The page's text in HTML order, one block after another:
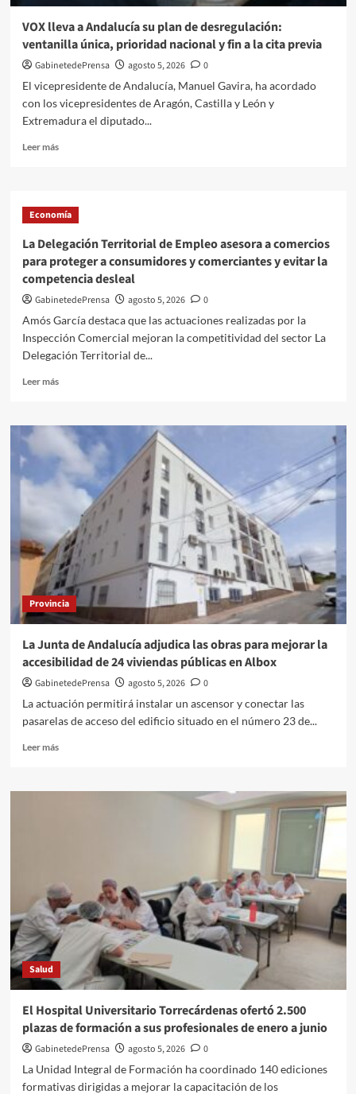
en
violencia
de
VOX lleva a Andalucía su plan de desregulación:
ventanilla única, prioridad nacional y fin a la cita previa
GabinetedePrensa agosto 5, 2026
0
El vicepresidente de Andalucía, Manuel Gavira, ha acordado
con los vicepresidentes de Aragón, Castilla y León y
Extremadura el diputado...
Leer másLeer
lleva
a
su
plan
de
desregulación:
única,
prioridad
nacional
fin
cita
previa
Economía
La Delegación Territorial de Empleo asesora a comercios
para proteger a consumidores y comerciantes y evitar la
competencia desleal
GabinetedePrensa agosto 5, 2026
0
Amós García destaca que las actuaciones realizadas por la
Inspección Comercial mejoran la competitividad del sector La
Delegación Territorial de...
Leer másLeer
La
Delegación
Territorial
Empleo
asesora
comercios
para
proteger
a
consumidores
y
comerciantes
evitar
la
competencia
Provincia
La Junta de Andalucía adjudica las obras para mejorar la
accesibilidad de 24 viviendas públicas en Albox
GabinetedePrensa agosto 5, 2026
0
La actuación permitirá instalar un ascensor y conectar las
pasarelas de acceso del edificio situado en el número 23 de...
Leer másLeer
La
para
mejorar
la
accesibilidad
viviendas
en
Albox
Salud
El Hospital Universitario Torrecárdenas ofertó 2.500
plazas de formación a sus profesionales de enero a junio
GabinetedePrensa agosto 5, 2026
0
La Unidad Integral de Formación ha coordinado 140 ediciones
formativas dirigidas a mejorar la capacitación de los